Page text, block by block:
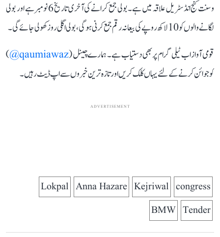
وسنت کنج انڈسٹریل علاقہ میں ہے۔ بولی جمع کرانے کی آخری تاریخ 6 نومبر ہے اور بولی
لگانے والوں کو 10 لاکھ روپے کی بیعانہ رقم جمع کرنی ہوگی، بولی اگلی روز کھولی جائے گی۔
قومی آواز اب ٹیلی گرام پر بھی دستیاب ہے۔ ہمارے چینل (qaumiawaz@
)
کو جوائن کرنے کے لئے یہاں کلک کریں اور تازہ ترین خبروں سے اپ ڈیٹ رہیں۔
ADVERTISEMENT
congress
Kejriwal
Anna Hazare
Lokpal
Tender
BMW